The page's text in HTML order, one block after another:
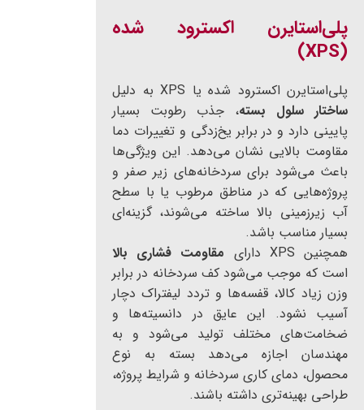
پلی‌استایرن اکسترود شده
(XPS)
پلی‌استایرن اکسترود شده یا XPS به دلیل
ساختار سلول بسته، جذب رطوبت بسیار
پایینی دارد و در برابر یخ‌زدگی و تغییرات دما
مقاومت بالایی نشان می‌دهد. این ویژگی‌ها
باعث می‌شود برای سردخانه‌های زیر صفر و
پروژه‌هایی که در مناطق مرطوب یا با سطح
آب زیرزمینی بالا ساخته می‌شوند، گزینه‌ای
بسیار مناسب باشد.
همچنین XPS دارای
مقاومت فشاری بالا
است که موجب می‌شود کف سردخانه در برابر
وزن زیاد کالا، قفسه‌ها و تردد لیفتراک دچار
آسیب نشود. این عایق در دانسیته‌ها و
ضخامت‌های مختلف تولید می‌شود و به
مهندسان اجازه می‌دهد بسته به نوع
محصول، دمای کاری سردخانه و شرایط پروژه،
طراحی بهینه‌تری داشته باشند.